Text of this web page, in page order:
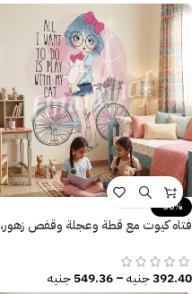
-30%
فتاه كيوت مع قطة وعجلة وقفص زهور،
Cat)
392.40جنيه–
549.36جنيه